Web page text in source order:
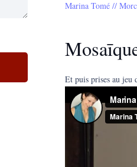
Marina Tomé //
Et puis prises au jeu